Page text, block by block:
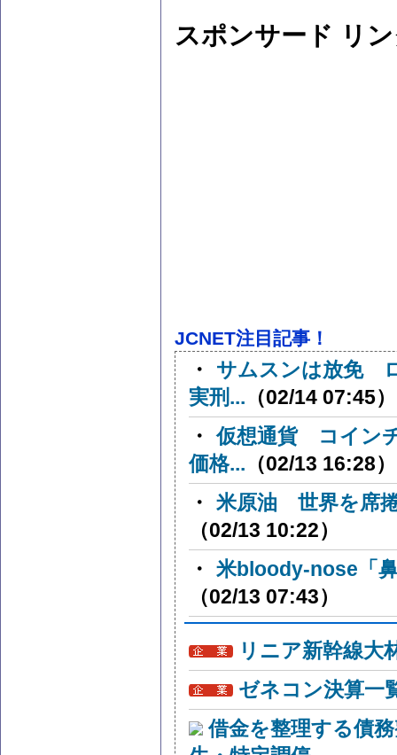
スポンサード リ
JCNET注目記事！
・
サムスンは放免
実刑... （02/14 07:45）
・ 仮想通貨 コイン
価格... （02/13 16:28）
・ 米原油 世界を席
（02/13 10:22）
・ 米bloody-nose「
（02/13 07:43）
リニア新幹線大
ゼネコン決算一
借金を整理する債